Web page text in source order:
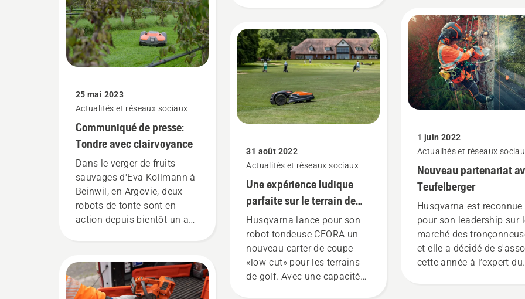
25 mai 2023
Actualités et réseaux sociaux
Communiqué de presse:
Tondre avec clairvoyance
Dans le verger de fruits
sauvages d'Eva Kollmann à
Beinwil, en Argovie, deux
robots de tonte sont en
action depuis bientôt un an.
les rangées d'arbres. Le
projet pilote de Husqvarna
montre que les tondeuses
coup d’envoi d’un
déploiement progressif dans
les six Migros Golf Parcs.
31 août 2022
Actualités et réseaux sociaux
Une expérience ludique
parfaite sur le terrain de
golf grâce au carter de
coupe «low cut» pour les
robots tondeuses CEORA
Husqvarna lance pour son
robot tondeuse CEORA un
nouveau carter de coupe
«low-cut» pour les terrains
de golf. Avec une capacité
1 juin 2022
Actualités et réseaux
Nouveau partenariat
Teufelberger
Husqvarna est reconnue
pour son leadership sur
marché des
et elle a décidé de
cette année à l’expert du